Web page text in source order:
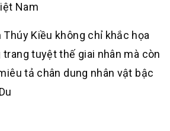
Nam
Kiều không chỉ khắc họa
tuyệt thế giai nhân mà còn
tả chân dung nhân vật bậc